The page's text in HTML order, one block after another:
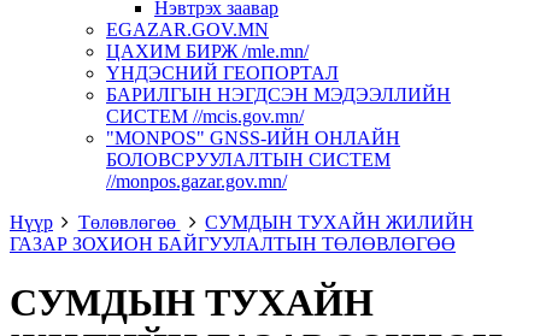
Нэвтрэх заавар
EGAZAR.GOV.MN
ЦАХИМ БИРЖ /mle.mn/
ҮНДЭСНИЙ ГЕОПОРТАЛ
БАРИЛГЫН НЭГДСЭН МЭДЭЭЛЛИЙН
СИСТЕМ //mcis.gov.mn/
"MONPOS" GNSS-ИЙН ОНЛАЙН
БОЛОВСРУУЛАЛТЫН СИСТЕМ
//monpos.gazar.gov.mn/
Нүүр
Төлөвлөгөө
СУМДЫН ТУХАЙН ЖИЛИЙН
ГАЗАР ЗОХИОН БАЙГУУЛАЛТЫН ТӨЛӨВЛӨГӨӨ
СУМДЫН ТУХАЙН